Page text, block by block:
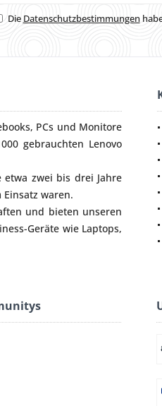
Die Datenschutzbestimmungen
, PCs und Monitore
gebrauchten Lenovo
zwei bis drei Jahre
waren.
und bieten unseren
Geräte wie Laptops,